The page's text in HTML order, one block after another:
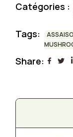
Catégories :
Tags:
Share: